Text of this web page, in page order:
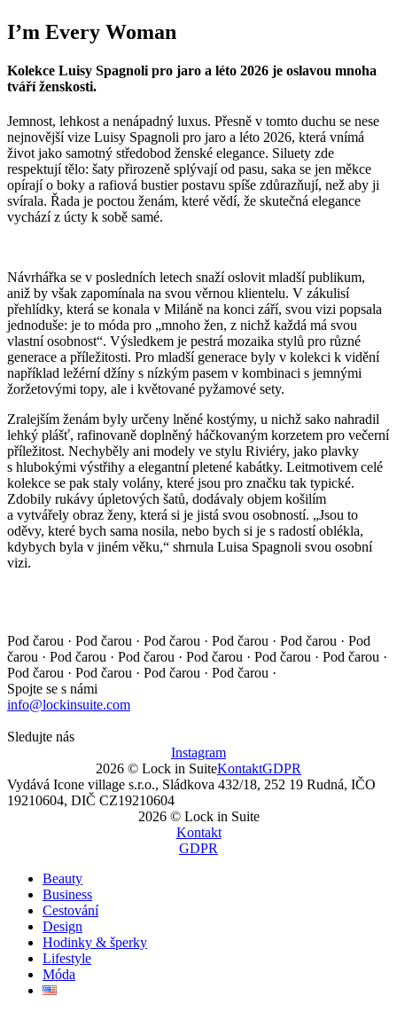
I’m Every Woman
Kolekce Luisy Spagnoli pro jaro a léto 2026 je oslavou mnoha
tváří ženskosti.
Jemnost, lehkost a nenápadný luxus. Přesně v tomto duchu se nese
nejnovější vize Luisy Spagnoli pro jaro a léto 2026, která vnímá
život jako samotný středobod ženské elegance. Siluety zde
respektují tělo: šaty přirozeně splývají od pasu, saka se jen měkce
opírají o boky a rafiová bustier postavu spíše zdůrazňují, než aby ji
svírala. Řada je poctou ženám, které vědí, že skutečná elegance
vychází z úcty k sobě samé.
Návrhářka se v posledních letech snaží oslovit mladší publikum,
aniž by však zapomínala na svou věrnou klientelu. V zákulisí
přehlídky, která se konala v Miláně na konci září, svou vizi popsala
jednoduše: je to móda pro „mnoho žen, z nichž každá má svou
vlastní osobnost“. Výsledkem je pestrá mozaika stylů pro různé
generace a příležitosti. Pro mladší generace byly v kolekci k vidění
například ležérní džíny s nízkým pasem v kombinaci s jemnými
žoržetovými topy, ale i květované pyžamové sety.
Zralejším ženám byly určeny lněné kostýmy, u nichž sako nahradil
lehký plášť, rafinovaně doplněný háčkovaným korzetem pro večerní
příležitost. Nechyběly ani modely ve stylu Riviéry, jako plavky
s hlubokými výstřihy a elegantní pletené kabátky. Leitmotivem celé
kolekce se pak staly volány, které jsou pro značku tak typické.
Zdobily rukávy úpletových šatů, dodávaly objem košilím
a vytvářely obraz ženy, která si je jistá svou osobností. „Jsou to
oděvy, které bych sama nosila, nebo bych si je s radostí oblékla,
kdybych byla v jiném věku,“ shrnula Luisa Spagnoli svou osobní
vizi.
Pod čarou · Pod čarou · Pod čarou · Pod čarou · Pod čarou · Pod
čarou · Pod čarou · Pod čarou · Pod čarou · Pod čarou · Pod čarou ·
Pod čarou · Pod čarou · Pod čarou · Pod čarou ·
Spojte se s námi
info@lockinsuite.com
Sledujte nás
Instagram
2026 © Lock in SuiteKontaktGDPR
Vydává Icone village s.r.o., Sládkova 432/18, 252 19 Rudná, IČO
19210604, DIČ CZ19210604
2026 © Lock in Suite
Kontakt
GDPR
Beauty
Business
Cestování
Design
Hodinky & šperky
Lifestyle
Móda